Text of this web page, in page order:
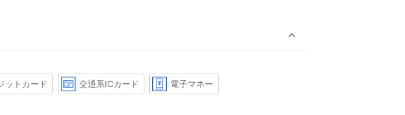
ットカード 交通系ICカード 電子マネー